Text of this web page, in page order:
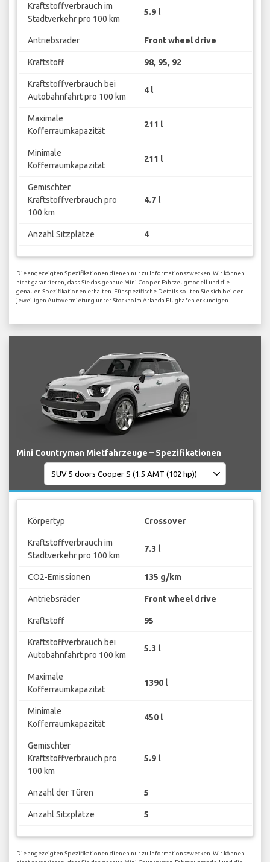
Kraftstoffverbrauch im
Stadtverkehr pro 100 km
5.9 l
Antriebsräder Front wheel drive
Kraftstoff 98, 95, 92
Kraftstoffverbrauch bei
Autobahnfahrt pro 100 km
4 l
Maximale
Kofferraumkapazität
211 l
Minimale
Kofferraumkapazität
211 l
Gemischter
Kraftstoffverbrauch pro
100 km
4.7 l
Anzahl Sitzplätze 4
Die angezeigten Spezifikationen dienen nur zu Informationszwecken. Wir können
nicht garantieren, dass Sie das genaue Mini Cooper-Fahrzeugmodell und die
genauen Spezifikationen erhalten. Für spezifische Details sollten Sie sich bei der
jeweiligen Autovermietung unter Stockholm Arlanda Flughafen erkundigen.
Mini Countryman Mietfahrzeuge – Spezifikationen
Körpertyp Crossover
Kraftstoffverbrauch im
Stadtverkehr pro 100 km
7.3 l
CO2-Emissionen 135 g/km
Antriebsräder Front wheel drive
Kraftstoff 95
Kraftstoffverbrauch bei
Autobahnfahrt pro 100 km
5.3 l
Maximale
Kofferraumkapazität
1390 l
Minimale
Kofferraumkapazität
450 l
Gemischter
Kraftstoffverbrauch pro
100 km
5.9 l
Anzahl der Türen 5
Anzahl Sitzplätze 5
Die angezeigten Spezifikationen dienen nur zu Informationszwecken. Wir können